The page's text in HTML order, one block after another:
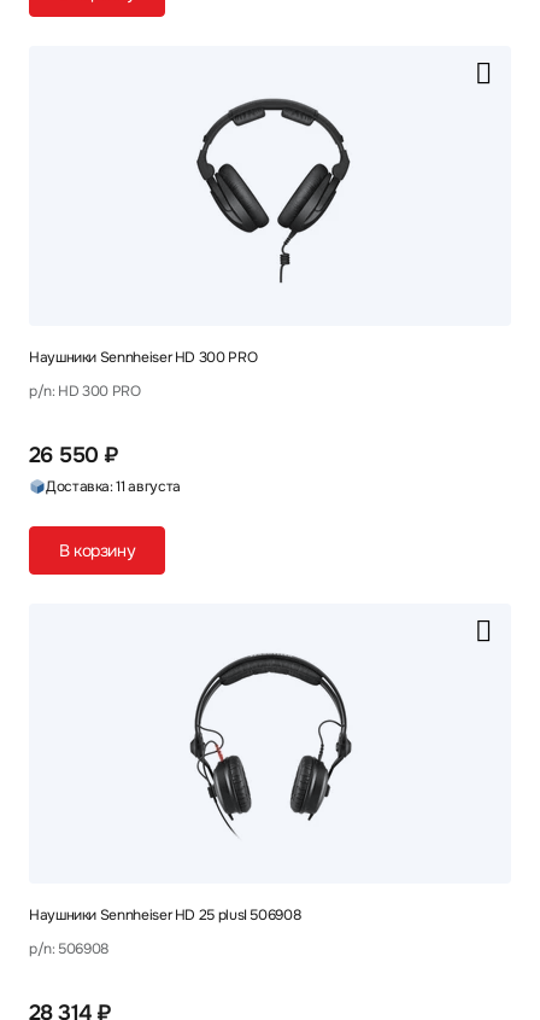
Наушники Sennheiser HD 300 PRO
p/n: HD 300 PRO
26 550 ₽
Доставка: 11 августа
В корзину
Наушники Sennheiser HD 25 plusI 506908
p/n: 506908
28 314 ₽